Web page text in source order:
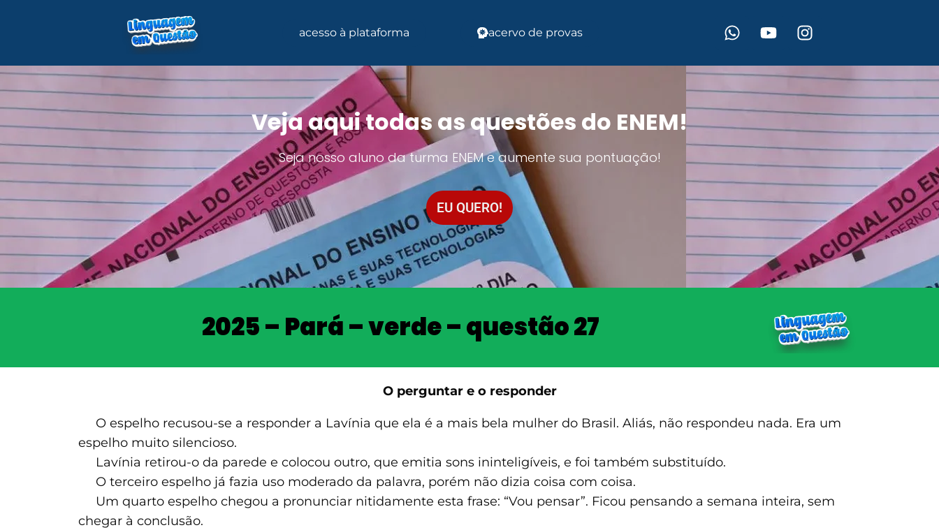
acesso à plataforma acervo de provas
Veja aqui todas as questões do ENEM!
Seja nosso aluno da turma ENEM e aumente sua pontuação!
EU QUERO!
2025 – Pará – verde – questão 27
O perguntar e o responder
O espelho recusou-se a responder a Lavínia que ela é a mais bela mulher do Brasil. Aliás, não respondeu nada. Era um
espelho muito silencioso.
Lavínia retirou-o da parede e colocou outro, que emitia sons ininteligíveis, e foi também substituído.
O terceiro espelho já fazia uso moderado da palavra, porém não dizia coisa com coisa.
Um quarto espelho chegou a pronunciar nitidamente esta frase: “Vou pensar”. Ficou pensando a semana inteira, sem
chegar à conclusão.